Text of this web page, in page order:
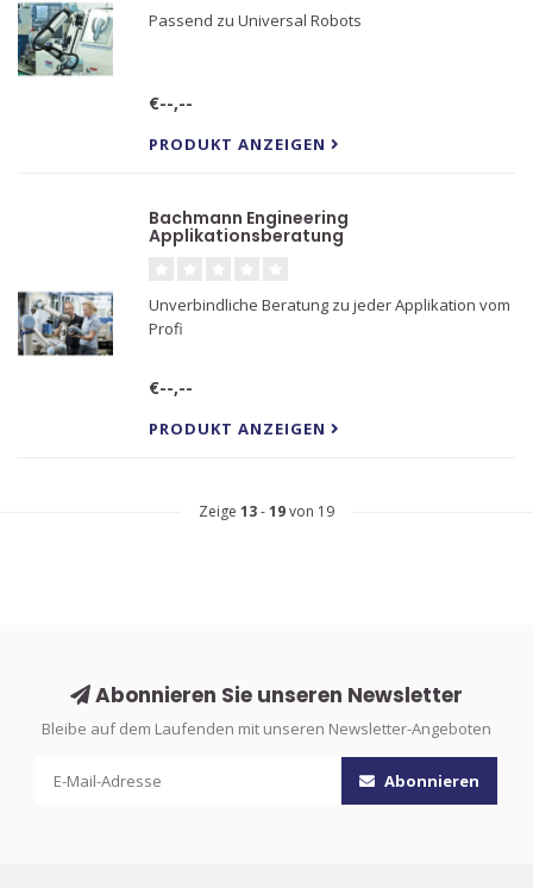
Passend zu Universal Robots
€--,--
PRODUKT ANZEIGEN
Bachmann Engineering
Applikationsberatung
Unverbindliche Beratung zu jeder Applikation vom
Profi
€--,--
PRODUKT ANZEIGEN
Zeige 13-19von 19
Abonnieren Sie unseren Newsletter
Bleibe auf dem Laufenden mit unseren Newsletter-Angeboten
Abonnieren